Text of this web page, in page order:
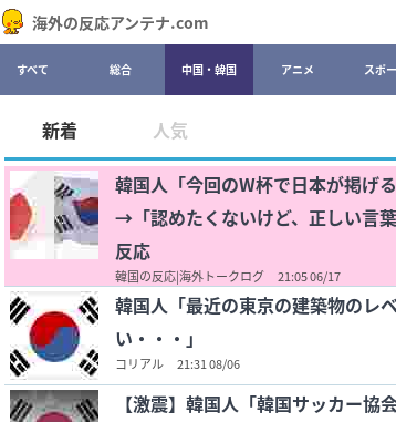
海外の反応アンテナ.com
すべて 総合 中国・韓国 アニメ スポ
新着 人気
韓国人「今回のW杯で日本が掲げ
→「認めたくないけど、正しい言
反応
韓国の反応|海外トークログ 21:05 06/17
韓国人「最近の東京の建築物のレ
い・・・」
コリアル 21:31 08/06
【激震】韓国人「韓国サッカー協